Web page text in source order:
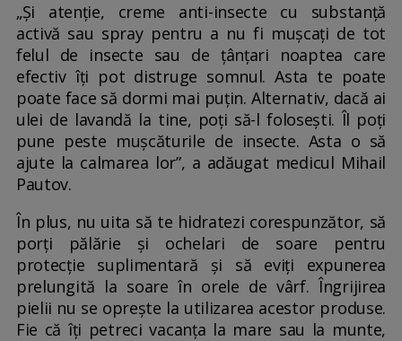
„Și atenție, creme anti-insecte cu substanță
activă sau spray pentru a nu fi mușcați de tot
felul de insecte sau de țânțari noaptea care
efectiv îți pot distruge somnul. Asta te poate
poate face să dormi mai puțin. Alternativ, dacă ai
ulei de lavandă la tine, poți să-l folosești. Îl poți
pune peste mușcăturile de insecte. Asta o să
ajute la calmarea lor”, a adăugat medicul Mihail
Pautov.
În plus, nu uita să te hidratezi corespunzător, să
porți pălărie și ochelari de soare pentru
protecție suplimentară și să eviți expunerea
prelungită la soare în orele de vârf. Îngrijirea
pielii nu se oprește la utilizarea acestor produse.
Fie că îți petreci vacanța la mare sau la munte,